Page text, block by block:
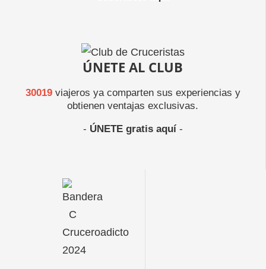
ÚNETE AL CLUB
30019viajeros ya comparten sus experiencias y
obtienen ventajas exclusivas.
- ÚNETE gratis aquí-